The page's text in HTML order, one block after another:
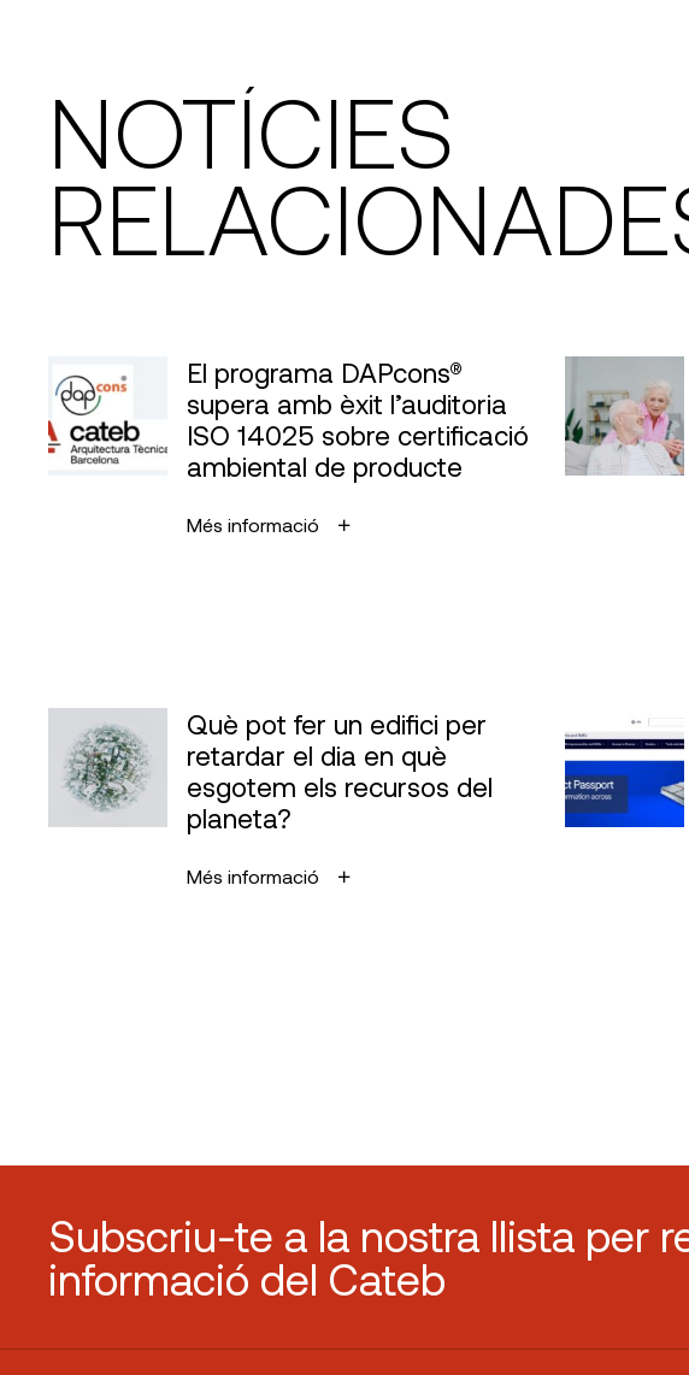
NOTÍCIES
El programa DAPcons®
supera amb èxit l’auditoria
ISO 14025 sobre certificació
ambiental de producte
Més informació
Què pot fer un edifici per
retardar el dia en què
esgotem els recursos del
planeta?
Més informació
Subscriu-te a la nostra llista per
informació del Cateb